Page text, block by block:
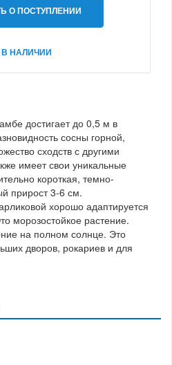
О ПОСТУПЛЕНИИ
В НАЛИЧИИ
достигает до 0,5 м в
сосны горной,
сходств с другими
имеет свои уникальные
короткая, темно-
прирост 3-6 см.
хорошо адаптируется
морозостойкое растение.
на полном солнце. Это
дворов, рокариев и для